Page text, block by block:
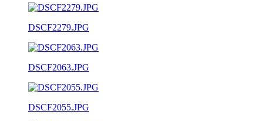
DSCF2279.JPG
DSCF2063.JPG
DSCF2055.JPG